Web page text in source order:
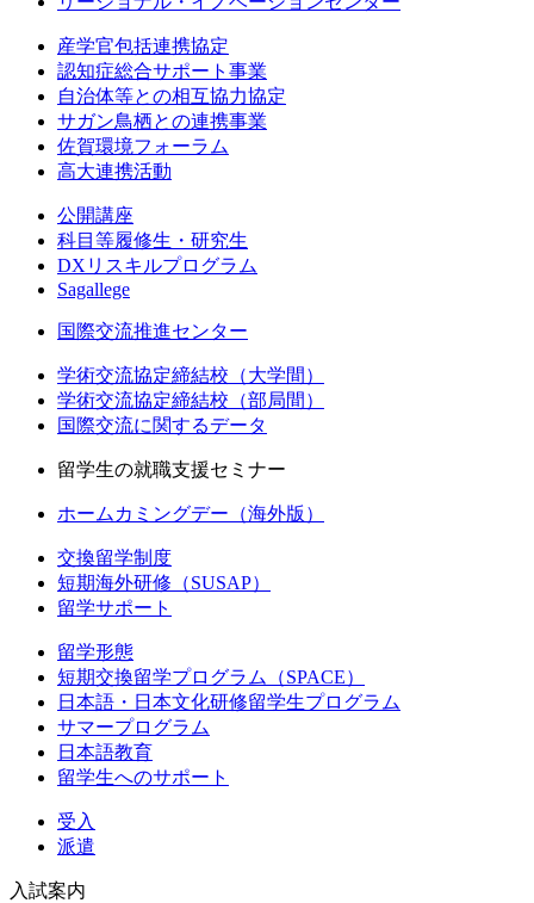
産学官包括連携協定
認知症総合サポート事業
自治体等との相互協力協定
サガン鳥栖との連携事業
佐賀環境フォーラム
高大連携活動
公開講座
科目等履修生・研究生
DXリスキルプログラム
Sagallege
国際交流推進センター
学術交流協定締結校（大学間）
学術交流協定締結校（部局間）
国際交流に関するデータ
留学生の就職支援セミナー
ホームカミングデー（海外版）
交換留学制度
短期海外研修（SUSAP）
留学サポート
留学形態
短期交換留学プログラム（SPACE）
日本語・日本文化研修留学生プログラム
サマープログラム
日本語教育
留学生へのサポート
受入
派遣
入試案内